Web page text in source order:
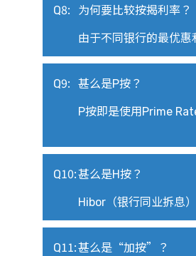
Q8: 为何要比较按揭利率？
由于不同银行的最优
Q9: 甚么是P按？
P按即是使用Prime
Q10:甚么是H按？
Hibor （银行同业拆息
Q11:甚么是“加按”？